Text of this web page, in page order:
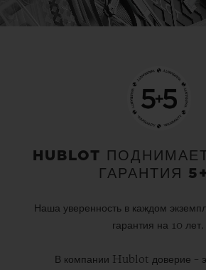
HUBLOT
ГАРАНТИЯ
Наша уверенность в каждом
гарантия на 10 лет.
В компании Hublot доверие –